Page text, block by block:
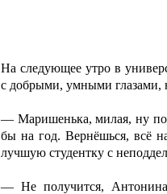
На следующее утро в
с добрыми, умными глазами,
— Маришенька, милая, ну
бы на год. Вернёшься, всё
лучшую студентку с
— Не получится,